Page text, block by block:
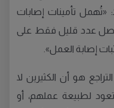
«تُهمل تأمينات إصابات
عدد قليل فقط على
إصابة العمل».
هو أن الكثيرين لا
لطبيعة عملهم، أو